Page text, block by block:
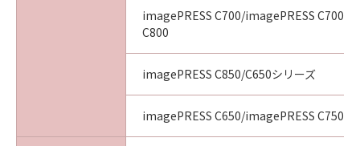
imagePRESS C700/imagePRESS C700L/
C800
imagePRESS C850/C650シリーズ
imagePRESS C650/imagePRESS C750/